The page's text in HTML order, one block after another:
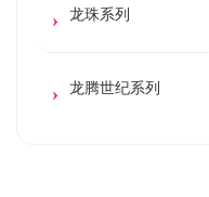
龙珠系列
龙腾世纪系列